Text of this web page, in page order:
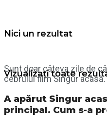
Nici un rezultat
Vizualizați toate
Sunt doar câteva zile de
cebrului film Singur acasă.
A apărut Singur
principal. Cum s-a